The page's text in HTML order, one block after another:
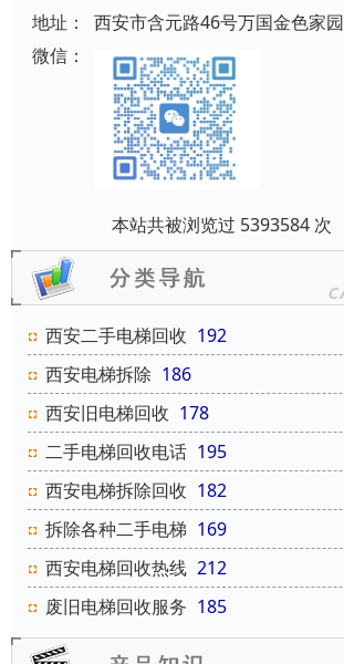
地址：
西安市含元路46号万国金色家园
微信：
本站共被浏览过 5393584 次
西安二手电梯回收 192
西安电梯拆除 186
西安旧电梯回收 178
二手电梯回收电话 195
西安电梯拆除回收 182
拆除各种二手电梯 169
西安电梯回收热线 212
废旧电梯回收服务 185